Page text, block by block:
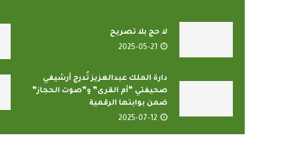
لا حج بلا تصريح
2025-05-21
دارة الملك عبدالعزيز تُدرج أرشيفي
صحيفتي “أم القرى” و”صوت الحجاز”
ضمن بوابتها الرقمية
2025-07-12